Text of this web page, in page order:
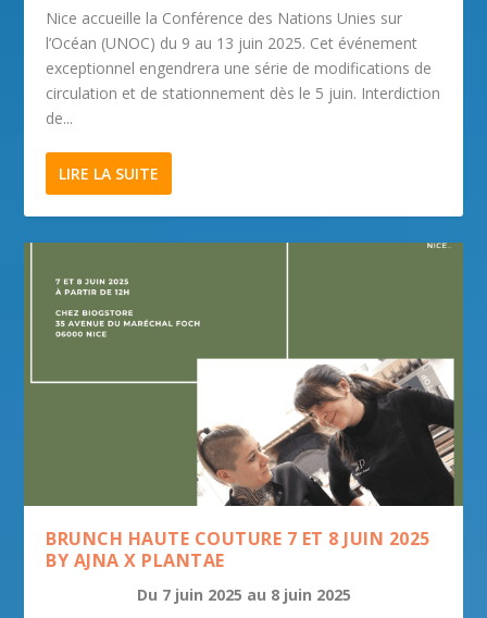
Nice accueille la Conférence des Nations Unies sur
l’Océan (UNOC) du 9 au 13 juin 2025. Cet événement
exceptionnel engendrera une série de modifications de
circulation et de stationnement dès le 5 juin. Interdiction
de...
LIRE LA SUITE
BRUNCH HAUTE COUTURE 7 ET 8 JUIN 2025
BY AJNA X PLANTAE
Du 7 juin 2025 au 8 juin 2025